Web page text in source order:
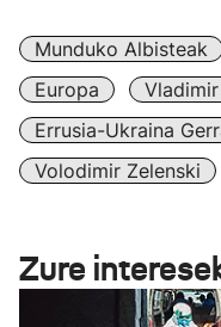
Munduko Albisteak
Europa
Errusia-Ukraina
Volodimir Zelenski
Zure